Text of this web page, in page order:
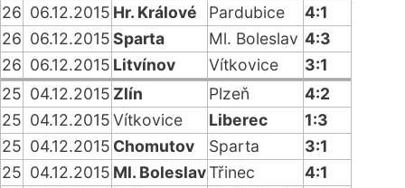
26 06.12.2015 Hr. Králové Pardubice
4:1
26 06.12.2015Sparta Ml. Boleslav 4:3
26 06.12.2015 Litvínov Vítkovice
3:1
25 04.12.2015 Zlín Plzeň
4:2
25 04.12.2015Vítkovice Liberec
1:3
25 04.12.2015 Chomutov Sparta
3:1
25 04.12.2015 Ml. BoleslavTřinec
4:1